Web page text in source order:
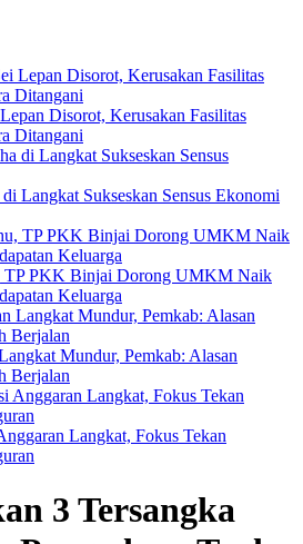
Disorot, Kerusakan Fasilitas
Ditangani
Langkat Sukseskan Sensus Ekonomi
TP PKK Binjai Dorong UMKM Naik
Keluarga
Mundur, Pemkab: Alasan
Berjalan
Langkat, Fokus Tekan
3 Tersangka